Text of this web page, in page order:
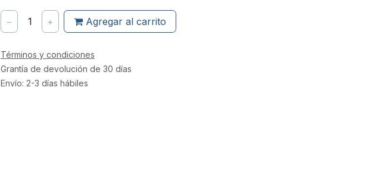
− 1 + Agregar al carrito
Términos y condiciones
Grantía de devolución de 30 días
Envío: 2-3 días hábiles